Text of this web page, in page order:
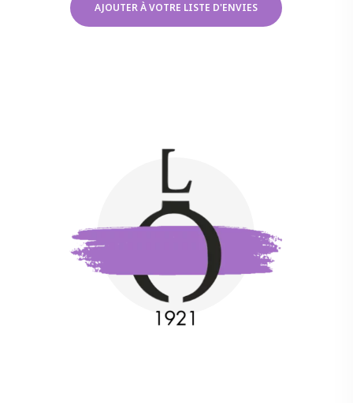
AJOUTER À VOTRE LISTE D'ENVIES